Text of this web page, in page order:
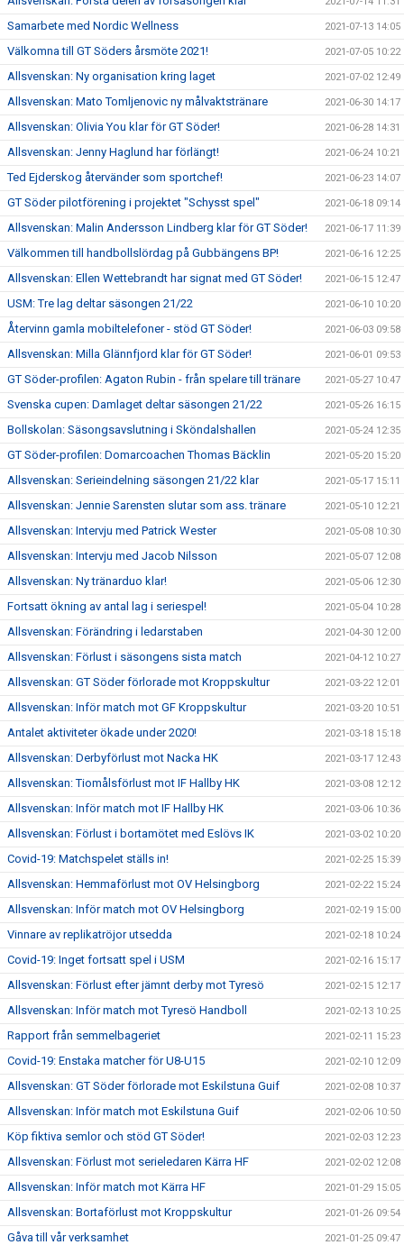
Samarbete med Nordic Wellness 2021-07-13 14:05
Välkomna till GT Söders årsmöte 2021! 2021-07-05 10:22
Allsvenskan: Ny organisation kring laget 2021-07-02 12:49
Allsvenskan: Mato Tomljenovic ny målvaktstränare 2021-06-30 14:17
Allsvenskan: Olivia You klar för GT Söder! 2021-06-28 14:31
Allsvenskan: Jenny Haglund har förlängt! 2021-06-24 10:21
Ted Ejderskog återvänder som sportchef! 2021-06-23 14:07
GT Söder pilotförening i projektet "Schysst spel" 2021-06-18 09:14
Allsvenskan: Malin Andersson Lindberg klar för GT Söder! 2021-06-17 11:39
Välkommen till handbollslördag på Gubbängens BP! 2021-06-16 12:25
Allsvenskan: Ellen Wettebrandt har signat med GT Söder! 2021-06-15 12:47
USM: Tre lag deltar säsongen 21/22 2021-06-10 10:20
Återvinn gamla mobiltelefoner - stöd GT Söder! 2021-06-03 09:58
Allsvenskan: Milla Glännfjord klar för GT Söder! 2021-06-01 09:53
GT Söder-profilen: Agaton Rubin - från spelare till tränare 2021-05-27 10:47
Svenska cupen: Damlaget deltar säsongen 21/22 2021-05-26 16:15
Bollskolan: Säsongsavslutning i Sköndalshallen 2021-05-24 12:35
GT Söder-profilen: Domarcoachen Thomas Bäcklin 2021-05-20 15:20
Allsvenskan: Serieindelning säsongen 21/22 klar 2021-05-17 15:11
Allsvenskan: Jennie Sarensten slutar som ass. tränare 2021-05-10 12:21
Allsvenskan: Intervju med Patrick Wester 2021-05-08 10:30
Allsvenskan: Intervju med Jacob Nilsson 2021-05-07 12:08
Allsvenskan: Ny tränarduo klar! 2021-05-06 12:30
Fortsatt ökning av antal lag i seriespel! 2021-05-04 10:28
Allsvenskan: Förändring i ledarstaben 2021-04-30 12:00
Allsvenskan: Förlust i säsongens sista match 2021-04-12 10:27
Allsvenskan: GT Söder förlorade mot Kroppskultur 2021-03-22 12:01
Allsvenskan: Inför match mot GF Kroppskultur 2021-03-20 10:51
Antalet aktiviteter ökade under 2020! 2021-03-18 15:18
Allsvenskan: Derbyförlust mot Nacka HK 2021-03-17 12:43
Allsvenskan: Tiomålsförlust mot IF Hallby HK 2021-03-08 12:12
Allsvenskan: Inför match mot IF Hallby HK 2021-03-06 10:36
Allsvenskan: Förlust i bortamötet med Eslövs IK 2021-03-02 10:20
Covid-19: Matchspelet ställs in! 2021-02-25 15:39
Allsvenskan: Hemmaförlust mot OV Helsingborg 2021-02-22 15:24
Allsvenskan: Inför match mot OV Helsingborg 2021-02-19 15:00
Vinnare av replikatröjor utsedda 2021-02-18 10:24
Covid-19: Inget fortsatt spel i USM 2021-02-16 15:17
Allsvenskan: Förlust efter jämnt derby mot Tyresö 2021-02-15 12:17
Allsvenskan: Inför match mot Tyresö Handboll 2021-02-13 10:25
Rapport från semmelbageriet 2021-02-11 15:23
Covid-19: Enstaka matcher för U8-U15 2021-02-10 12:09
Allsvenskan: GT Söder förlorade mot Eskilstuna Guif 2021-02-08 10:37
Allsvenskan: Inför match mot Eskilstuna Guif 2021-02-06 10:50
Köp fiktiva semlor och stöd GT Söder! 2021-02-03 12:23
Allsvenskan: Förlust mot serieledaren Kärra HF 2021-02-02 12:08
Allsvenskan: Inför match mot Kärra HF 2021-01-29 15:05
Allsvenskan: Bortaförlust mot Kroppskultur 2021-01-26 09:54
Gåva till vår verksamhet 2021-01-25 09:47